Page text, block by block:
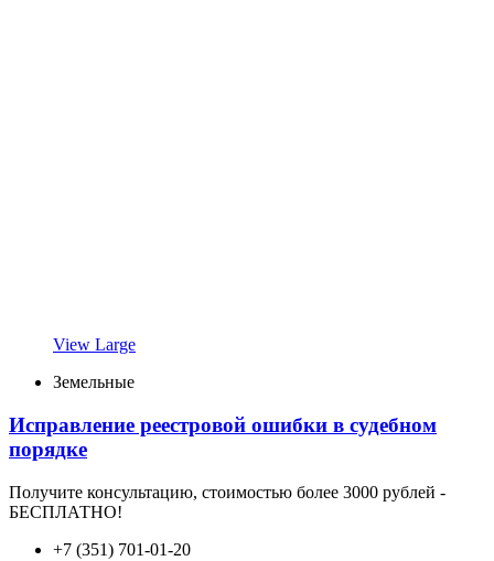
View Large
Земельные
Исправление реестровой ошибки в судебном
порядке
Получите консультацию, стоимостью более 3000 рублей -
БЕСПЛАТНО!
+7 (351) 701-01-20